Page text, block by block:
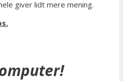
giver lidt mere mening.